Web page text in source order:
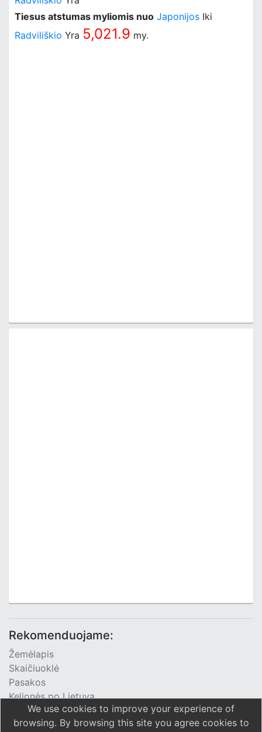
Tiesus atstumas myliomis nuo Japonijos Iki
Radviliškio Yra 5,021.9 my.
Rekomenduojame:
Žemėlapis
Skaičiuoklė
Pasakos
Kelionės po Lietuvą
TV Programa
We use cookies to improve your experience of
browsing. By browsing this site you agree cookies to